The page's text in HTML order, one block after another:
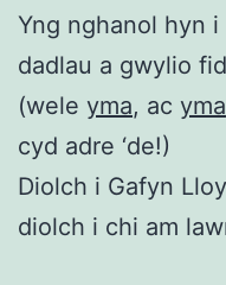
Yng nghanol hyn
dadlau a gwylio
(wele yma, ac yma
cyd adre ‘de!)
Diolch i Gafyn
diolch i chi am